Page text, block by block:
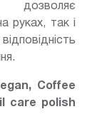
руках, так і
Coffee
care polish